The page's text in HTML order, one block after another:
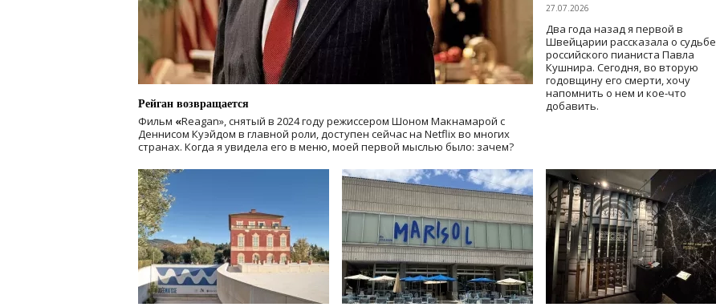
Рейган возвращается
Фильм «Reagan», снятый в 2024 годурежиссером Шоном Макнамарой с
Деннисом Куэйдом в главной роли, доступен сейчас на Netflix во многих
странах. Когда я увидела его в меню, моей первой мыслью было: зачем?
27.07.2026
Два года назад я первой в
Швейцарии рассказала о судьбе
российского пианиста Павла
Кушнира. Сегодня, во вторую
годовщину его смерти, хочу
напомнить о нем и кое-что
добавить.